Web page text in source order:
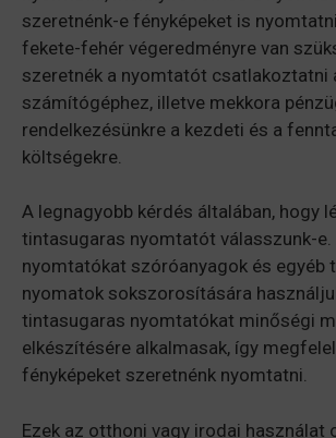
szeretnénk-e fényképeket is
fekete-fehér végeredményre van
szeretnék a nyomtatót csatlakoztatni
számítógéphez, illetve mekkora
rendelkezésünkre a kezdeti és a
költségekre.
A legnagyobb kérdés általában, hogy
tintasugaras nyomtatót válasszunk-e.
nyomtatókat szóróanyagok és egyéb
nyomatok sokszorosítására
tintasugaras nyomtatókat minőségi
elkészítésére alkalmasak, így
fényképeket szeretnénk nyomtatni.
Ezek az otthoni vagy irodai használat